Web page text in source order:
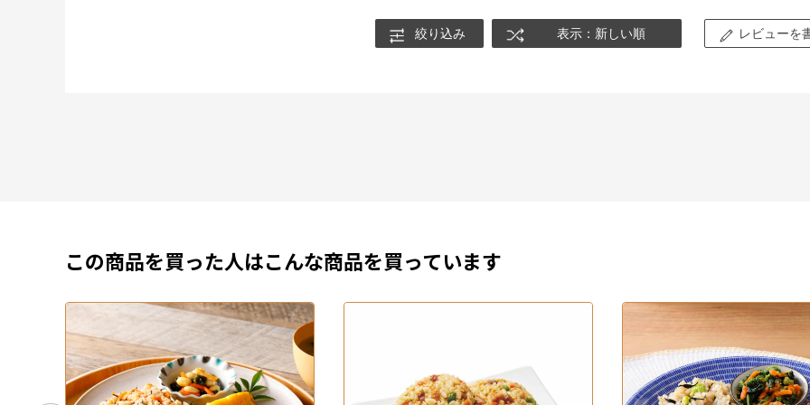
絞り込み 表示：新しい順 レビューを
この商品を買った人はこんな商品を買っています